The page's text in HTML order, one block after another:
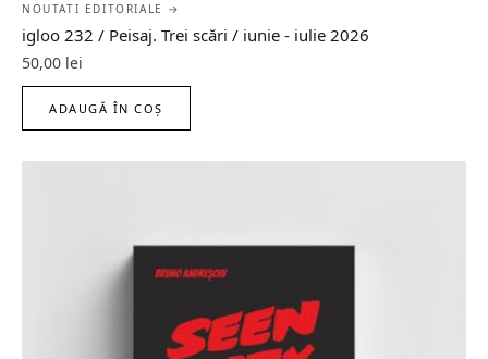
NOUTATI EDITORIALE →
igloo 232 / Peisaj. Trei scări / iunie - iulie 2026
50,00 lei
ADAUGĂ ÎN COȘ